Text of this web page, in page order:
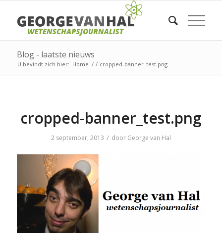
Blog - laatste nieuws
U bevindt zich hier: Home / / cropped-banner_test.png
cropped-banner_test.png
2 september, 2013 / door George van Hal